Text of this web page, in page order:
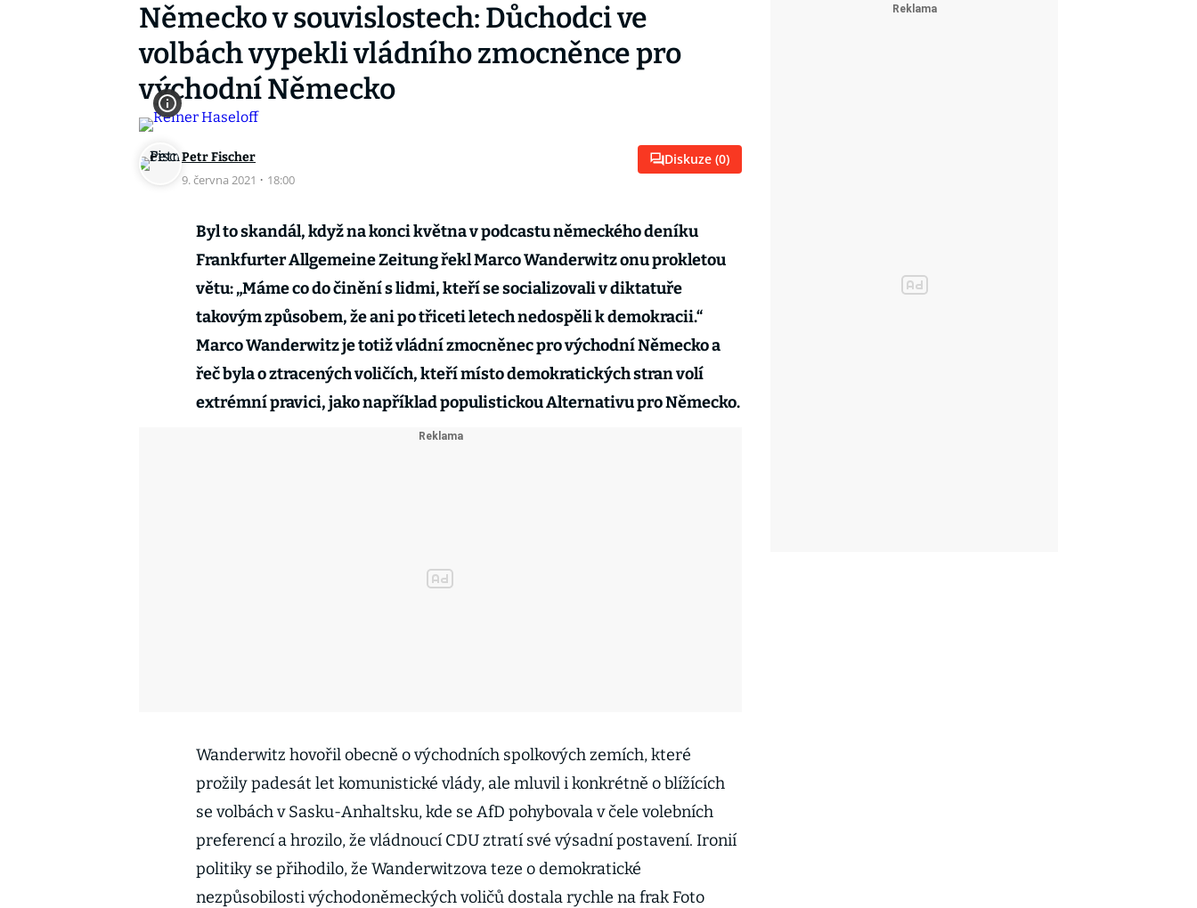
Německo v souvislostech: Důchodci ve
volbách vypekli vládního zmocněnce pro
východní Německo
Petr Fischer
9. června 2021 · 18:00
Diskuze (0)
Byl to skandál, když na konci května v podcastu německého deníku
Frankfurter Allgemeine Zeitung řekl Marco Wanderwitz onu prokletou
větu: „Máme co do činění s lidmi, kteří se socializovali v diktatuře
takovým způsobem, že ani po třiceti letech nedospěli k demokracii.“
Marco Wanderwitz je totiž vládní zmocněnec pro východní Německo a
řeč byla o ztracených voličích, kteří místo demokratických stran volí
extrémní pravici, jako například populistickou Alternativu pro Německo.
Wanderwitz hovořil obecně o východních spolkových zemích, které
prožily padesát let komunistické vlády, ale mluvil i konkrétně o blížících
se volbách v Sasku-Anhaltsku, kde se AfD pohybovala v čele volebních
preferencí a hrozilo, že vládnoucí CDU ztratí své výsadní postavení. Ironií
politiky se přihodilo, že Wanderwitzova teze o demokratické
nezpůsobilosti východoněmeckých voličů dostala rychle na frak Foto